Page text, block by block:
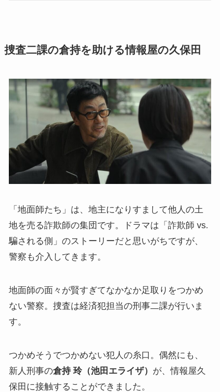
捜査二課の倉持を助ける情報屋の久保田
「地面師たち」は、地主になりすまして他人の土
地を売る詐欺師の集団です。ドラマは「詐欺師 vs.
騙される側」のストーリーだと思いがちですが、
警察も介入してきます。
地面師の面々が賢すぎてなかなか足取りをつかめ
ない警察。捜査は経済犯担当の刑事二課が行いま
す。
つかめそうでつかめない犯人の糸口。偶然にも、
新人刑事の倉持 玲（池田エライザ） が、情報屋久
保田に接触することができました。